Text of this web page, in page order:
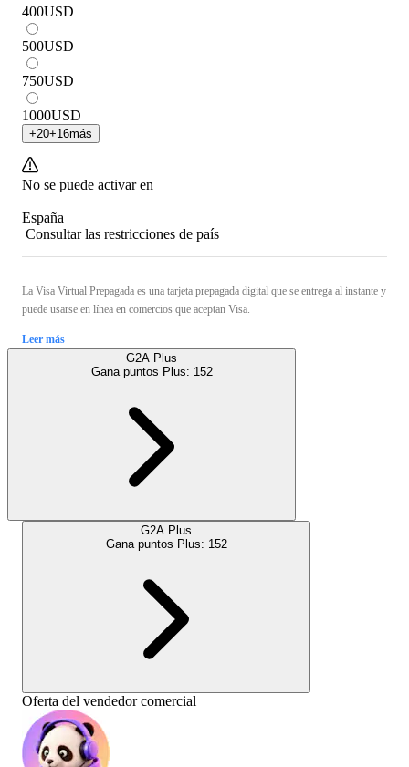
400USD
500USD
750USD
1000USD
+20+16más
No se puede activar en
España
Consultar las restricciones de país
La Visa Virtual Prepagada es una tarjeta prepagada digital que se entrega al instante y
puede usarse en línea en comercios que aceptan Visa.
Leer más
G2A Plus
Gana puntos Plus: 152
G2A Plus
Gana puntos Plus: 152
Oferta del vendedor comercial